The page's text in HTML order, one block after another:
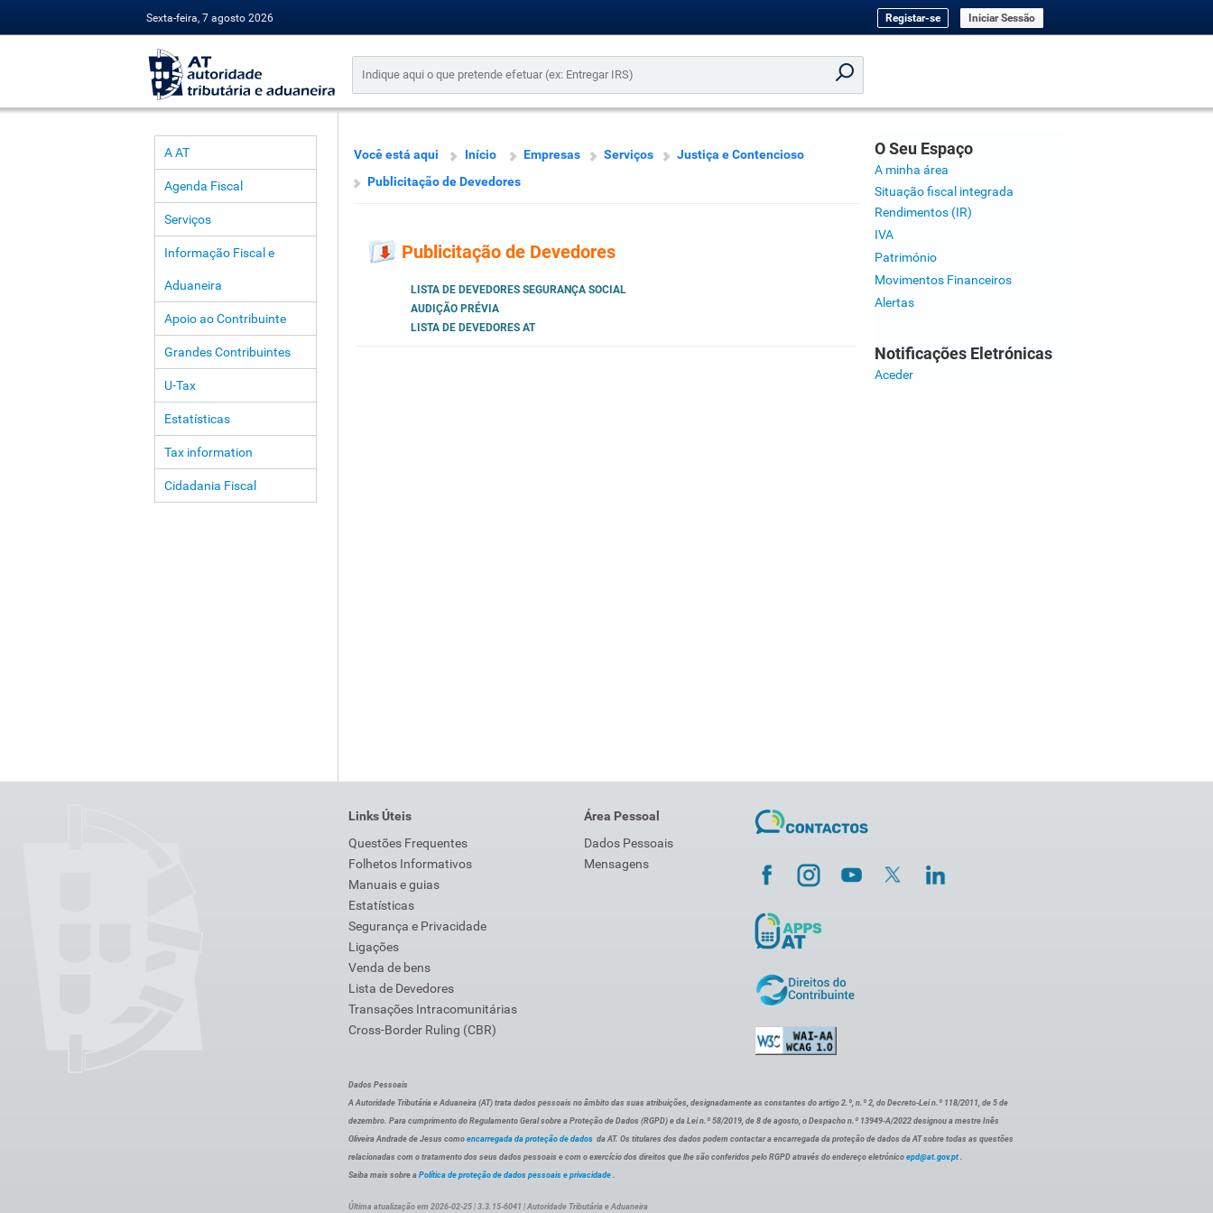
Sexta-feira, 7 agosto 2026 Registar-se Iniciar Sessão
A AT
Agenda Fiscal
Serviços
Informação Fiscal e
Aduaneira
Apoio ao Contribuinte
Grandes Contribuintes
U-Tax
Estatísticas
Tax information
Cidadania Fiscal
Você está aqui Início Empresas Serviços
Justiça e Contencioso
Publicitação de Devedores
Publicitação de Devedores
LISTA DE DEVEDORES SEGURANÇA SOCIAL
AUDIÇÃO PRÉVIA
LISTA DE DEVEDORES AT
O Seu Espaço
A minha área
Situação fiscal integrada
Rendimentos (IR)
IVA
Património
Movimentos Financeiros
Alertas
Notificações Eletrónicas
Aceder
Links Úteis
Questões Frequentes
Folhetos Informativos
Manuais e guias
Estatísticas
Segurança e Privacidade
Ligações
Venda de bens
Lista de Devedores
Transações Intracomunitárias
Cross-Border Ruling (CBR)
Área Pessoal
Dados Pessoais
Mensagens
Dados Pessoais
A Autoridade Tributária e Aduaneira (AT) trata dados pessoais no âmbito das suas atribuições, designadamente as constantes do artigo 2.º, n.º 2, do Decreto-Lei n.º 118/2011, de 5 de
dezembro. Para cumprimento do Regulamento Geral sobre a Proteção de Dados (RGPD) e da Lei n.º 58/2019, de 8 de agosto, o Despacho n.º 13949-A/2022 designou a mestre Inês
Oliveira Andrade de Jesus como encarregada da proteção de dados da AT. Os titulares dos dados podem contactar a encarregada da proteção de dados da AT sobre todas as questões
relacionadas com o tratamento dos seus dados pessoais e com o exercício dos direitos que lhe são conferidos pelo RGPD através do endereço eletrónico epd@at.gov.pt .
Saiba mais sobre a Política de proteção de dados pessoais e privacidade .
Última atualização em 2026-02-25 | 3.3.15-6041 | Autoridade Tributária e Aduaneira